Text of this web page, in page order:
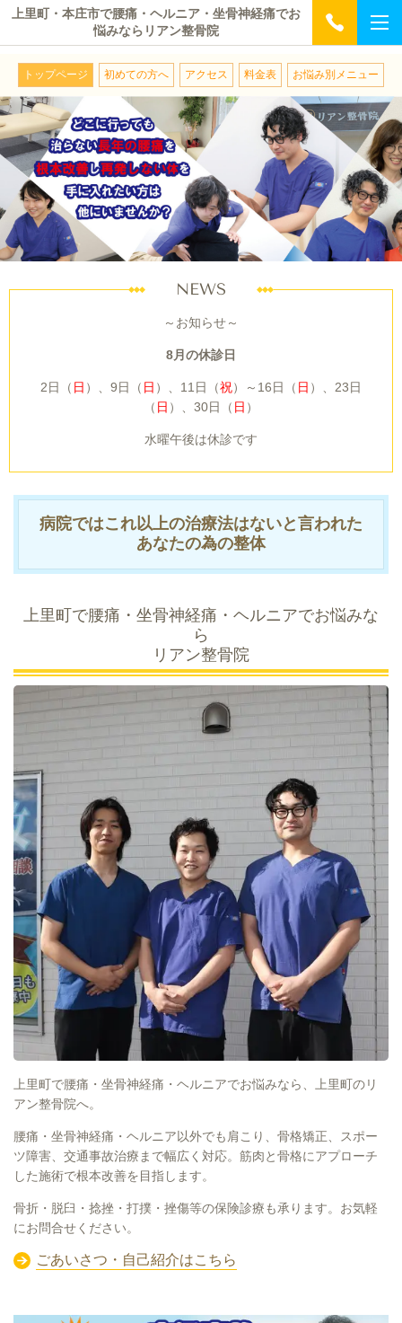
上里町・本庄市で腰痛・ヘルニア・坐骨神経痛でお
悩みならリアン整骨院
トップページ 初めての方へ アクセス 料金表 お悩み別メニュー
NEWS
～お知らせ～
8月の休診日
2日（ 日 ）、9日（ 日 ）、11日（祝）～16日（ 日 ）、23日
（ 日 ）、30日（ 日 ）
水曜午後は休診です
病院ではこれ以上の治療法はないと言われた
あなたの為の整体
上里町で腰痛・坐骨神経痛・ヘルニアでお悩みな
ら
リアン整骨院
上里町で腰痛・坐骨神経痛・ヘルニアでお悩みなら、上里町のリ
アン整骨院へ。
腰痛・坐骨神経痛・ヘルニア以外でも肩こり、骨格矯正、スポー
ツ障害、交通事故治療まで幅広く対応。筋肉と骨格にアプローチ
した施術で根本改善を目指します。
骨折・脱臼・捻挫・打撲・挫傷等の保険診療も承ります。お気軽
にお問合せください。
ごあいさつ・自己紹介はこちら